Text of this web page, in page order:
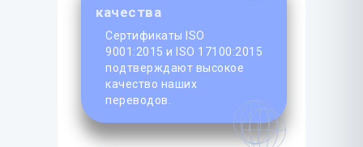
качества
Сертификаты ISO
9001:2015 и ISO 17100:2015
подтверждают высокое
качество наших
переводов.